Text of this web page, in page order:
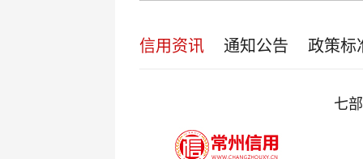
信用资讯 通知公告 政策标
七